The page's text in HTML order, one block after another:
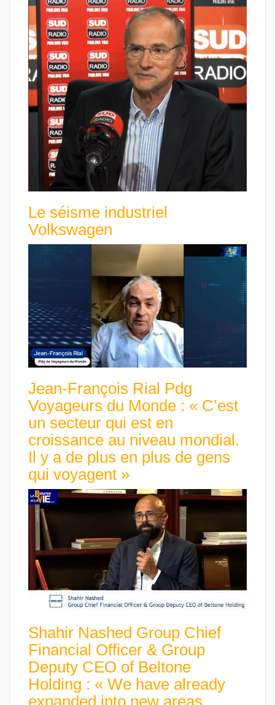
Le séisme industriel
Volkswagen
Jean-François Rial Pdg
Voyageurs du Monde : « C’est
un secteur qui est en
croissance au niveau mondial.
Il y a de plus en plus de gens
qui voyagent »
Shahir Nashed Group Chief
Financial Officer & Group
Deputy CEO of Beltone
Holding : « We have already